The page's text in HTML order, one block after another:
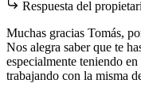
Respuesta del
Muchas gracias Tomás,
Nos alegra saber que te
especialmente teniendo
trabajando con la misma